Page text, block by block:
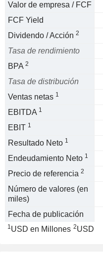
Valor de empresa / FCF
FCF Yield
Dividendo / Acción 2
Tasa de rendimiento
BPA 2
Tasa de distribución
Ventas netas 1
EBITDA 1
EBIT 1
Resultado Neto 1
Endeudamiento Neto 1
Precio de referencia 2
Número de valores (en
miles)
Fecha de publicación
1USD en Millones 2USD